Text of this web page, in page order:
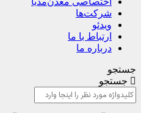
شرکت‌ها
ویدئو
ارتباط با ما
درباره ما
جستجو
جستجو